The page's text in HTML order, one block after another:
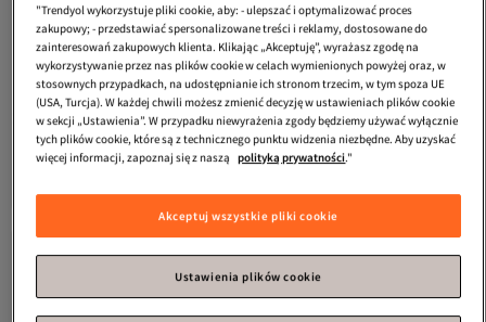
New Balance 327
773,74zł
New Balance 530
856,70zł
"Trendyol wykorzystuje pliki cookie, aby: - ulepszać i optymalizować proces
zakupowy; - przedstawiać spersonalizowane treści i reklamy, dostosowane do
zainteresowań zakupowych klienta. Klikając „Akceptuję”, wyrażasz zgodę na
wykorzystywanie przez nas plików cookie w celach wymienionych powyżej oraz, w
stosownych przypadkach, na udostępnianie ich stronom trzecim, w tym spoza UE
(USA, Turcja). W każdej chwili możesz zmienić decyzję w ustawieniach plików cookie
w sekcji „Ustawienia”. W przypadku niewyrażenia zgody będziemy używać wyłącznie
tych plików cookie, które są z technicznego punktu widzenia niezbędne. Aby uzyskać
więcej informacji, zapoznaj się z naszą
polityką prywatności."
Akceptuj wszystkie pliki cookie
Ustawienia plików cookie